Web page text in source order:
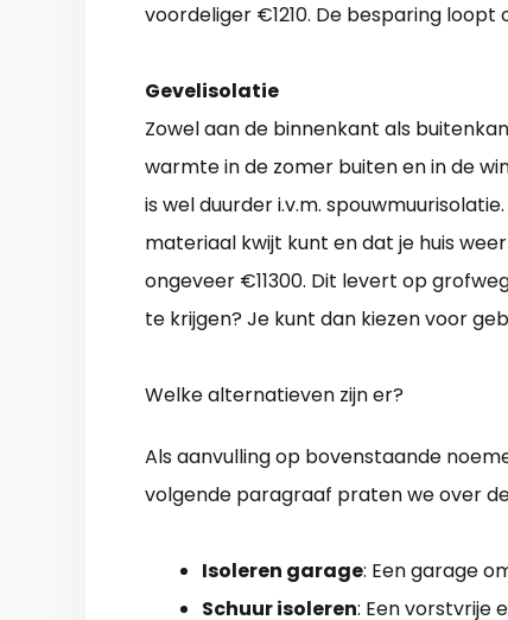
voordeliger €1210. De besparing
Gevelisolatie
Zowel aan de binnenkant als
warmte in de zomer buiten en in de
is wel duurder i.v.m.
materiaal kwijt kunt en dat je huis
ongeveer €11300. Dit levert op
te krijgen? Je kunt dan kiezen voor
Welke alternatieven zijn er?
Als aanvulling op bovenstaande
volgende paragraaf praten we over
Isoleren garage: Een garage
Schuur isoleren: Een vorstvrije